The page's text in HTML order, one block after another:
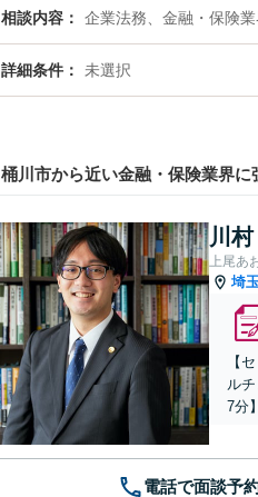
相談内容 企業法務、金融・保険業
詳細条件 未選択
桶川市から近い金融・保険業界に
川
上尾あ
埼
【
ル
7分
電話で面談予